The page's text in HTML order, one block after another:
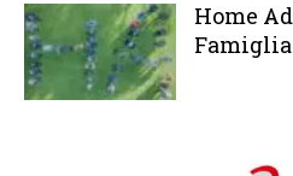
Home
Famiglia